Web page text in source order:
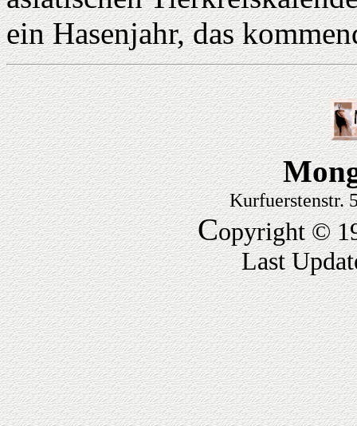
ein Hasenjahr, das
Kurfuerstenstr.
Copyright ©
Last